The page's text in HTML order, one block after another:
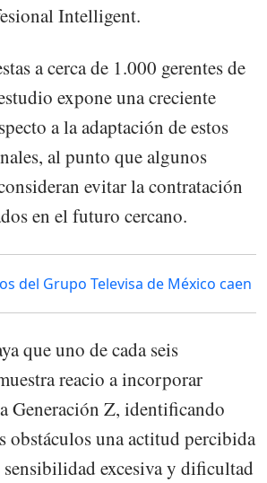
Intelligent.
a cerca de 1.000 gerentes de
expone una creciente
a la adaptación de estos
al punto que algunos
evitar la contratación
en el futuro cercano.
del Grupo Televisa de México caen
que uno de cada seis
reacio a incorporar
Generación Z, identificando
obstáculos una actitud percibida
excesiva y dificultad